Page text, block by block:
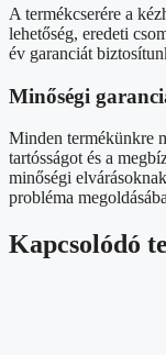
A termékcserére a
lehetőség, eredeti
év garanciát
Minőségi
Minden termékünkre
tartósságot és a
minőségi
probléma
Kapcsolódó